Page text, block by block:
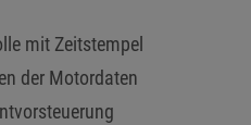
mit Zeitstempel
der Motordaten